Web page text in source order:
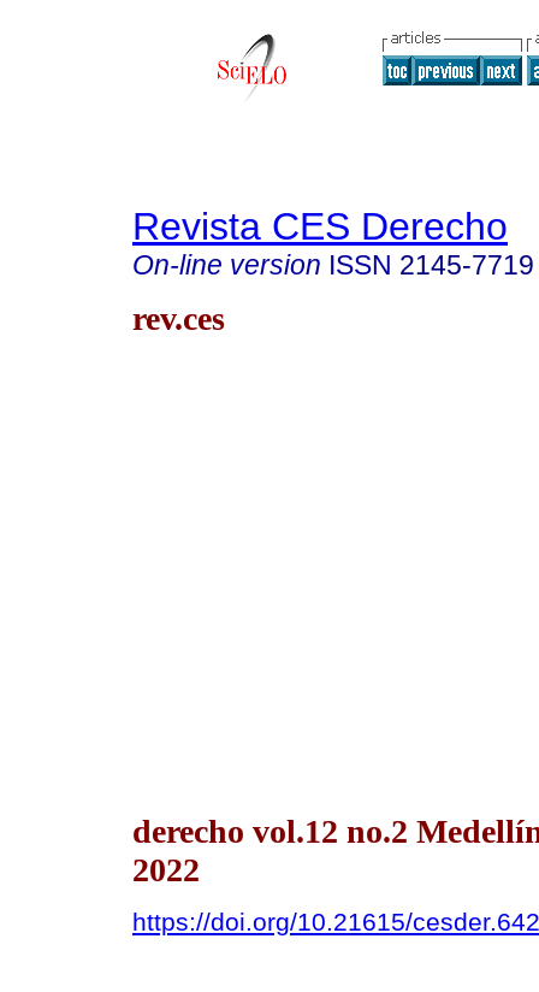
Revista CES Derecho
On-line version ISSN 2145-7719
rev.ces
derecho vol.12 no.2
2022
https://doi.org/10.21615/